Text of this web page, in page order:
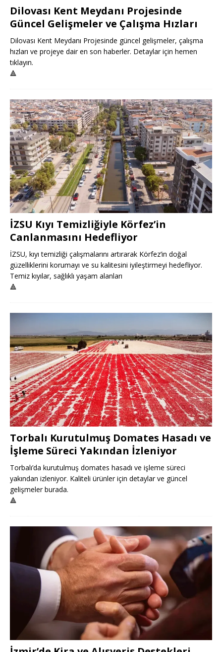
Dilovası Kent Meydanı Projesinde
Güncel Gelişmeler ve Çalışma Hızları
Dilovası Kent Meydanı Projesinde güncel gelişmeler, çalışma
hızları ve projeye dair en son haberler. Detaylar için hemen
tıklayın.
🔺
İZSU Kıyı Temizliğiyle Körfez’in
Canlanmasını Hedefliyor
İZSU, kıyı temizliği çalışmalarını artırarak Körfez’in doğal
güzelliklerini korumayı ve su kalitesini iyileştirmeyi hedefliyor.
Temiz kıyılar, sağlıklı yaşam alanları
🔺
Torbalı Kurutulmuş Domates Hasadı ve
İşleme Süreci Yakından İzleniyor
Torbalı’da kurutulmuş domates hasadı ve işleme süreci
yakından izleniyor. Kaliteli ürünler için detaylar ve güncel
gelişmeler burada.
🔺